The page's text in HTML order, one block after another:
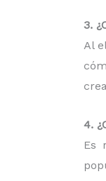
3.
Al
4.
Es